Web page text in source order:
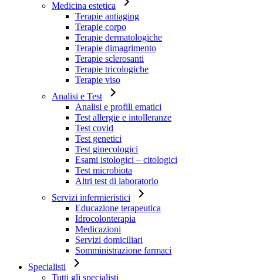
Medicina estetica
Terapie antiaging
Terapie corpo
Terapie dermatologiche
Terapie dimagrimento
Terapie sclerosanti
Terapie tricologiche
Terapie viso
Analisi e Test
Analisi e profili ematici
Test allergie e intolleranze
Test covid
Test genetici
Test ginecologici
Esami istologici – citologici
Test microbiota
Altri test di laboratorio
Servizi infermieristici
Educazione terapeutica
Idrocolonterapia
Medicazioni
Servizi domiciliari
Somministrazione farmaci
Specialisti
Tutti gli specialisti